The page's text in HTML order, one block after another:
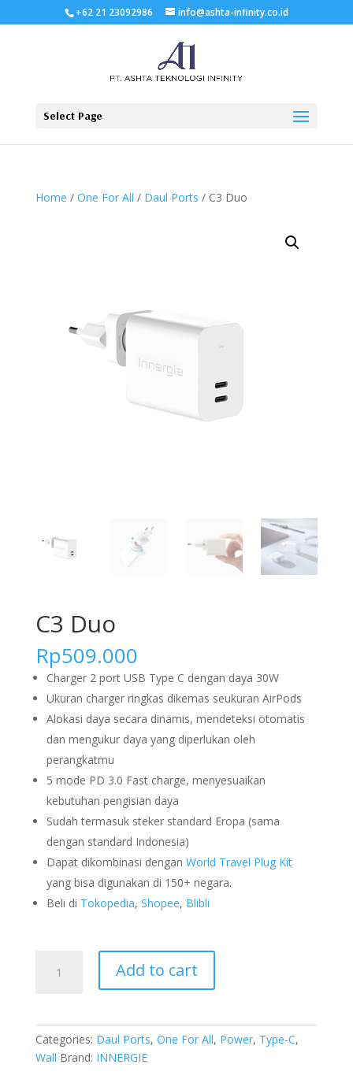
+62 21 23092986 info@ashta-infinity.co.id
Select Page
Home / One For All / Daul Ports / C3 Duo
C3 Duo
Rp509.000
Charger 2 port USB Type C dengan daya 30W
Ukuran charger ringkas dikemas seukuran AirPods
Alokasi daya secara dinamis, mendeteksi otomatis
dan mengukur daya yang diperlukan oleh
perangkatmu
5 mode PD 3.0 Fast charge, menyesuaikan
kebutuhan pengisian daya
Sudah termasuk steker standard Eropa (sama
dengan standard Indonesia)
Dapat dikombinasi dengan World Travel Plug Kit
yang bisa digunakan di 150+ negara.
Beli di Tokopedia, Shopee, Blibli
Add to cart
Categories: Daul Ports, One For All, Power, Type-C,
Wall Brand: INNERGIE